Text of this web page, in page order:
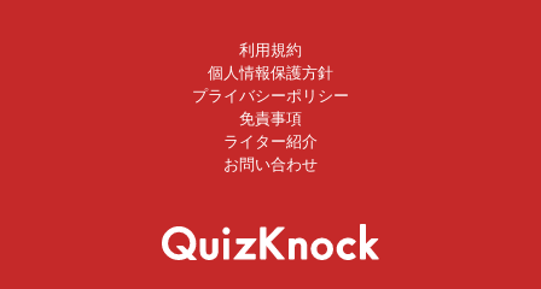
利用規約
個人情報保護方針
プライバシーポリシー
免責事項
ライター紹介
お問い合わせ